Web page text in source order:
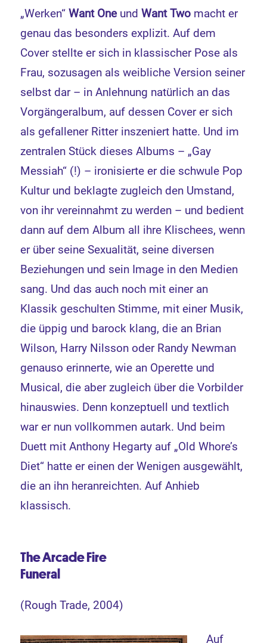
„Werken“Want OneundWant Two macht er
genau das besonders explizit. Auf dem
Cover stellte er sich in klassischer Pose als
Frau, sozusagen als weibliche Version seiner
selbst dar – in Anlehnung natürlich an das
Vorgängeralbum, auf dessen Cover er sich
als gefallener Ritter inszeniert hatte. Und im
zentralen Stück dieses Albums – „Gay
Messiah“ (!) – ironisierte er die schwule Pop
Kultur und beklagte zugleich den Umstand,
von ihr vereinnahmt zu werden – und bedient
dann auf dem Album all ihre Klischees, wenn
er über seine Sexualität, seine diversen
Beziehungen und sein Image in den Medien
sang. Und das auch noch mit einer an
Klassik geschulten Stimme, mit einer Musik,
die üppig und barock klang, die an Brian
Wilson, Harry Nilsson oder Randy Newman
genauso erinnerte, wie an Operette und
Musical, die aber zugleich über die Vorbilder
hinauswies. Denn konzeptuell und textlich
war er nun vollkommen autark. Und beim
Duett mit Anthony Hegarty auf „Old Whore’s
Diet“ hatte er einen der Wenigen ausgewählt,
die an ihn heranreichten. Auf Anhieb
klassisch.
The Arcade Fire
Funeral
(Rough Trade, 2004)
Auf